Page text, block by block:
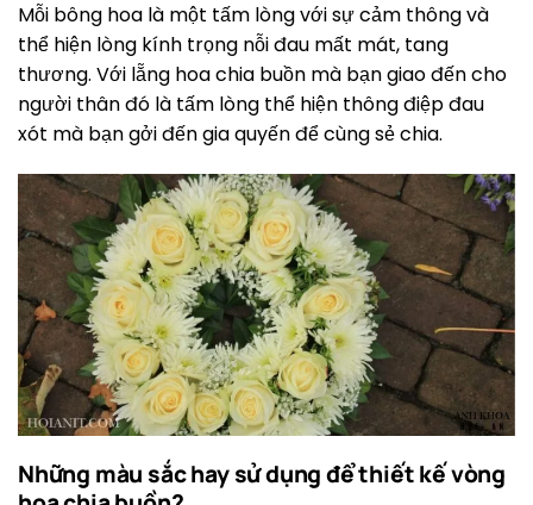
Mỗi bông hoa là một tấm lòng với sự cảm thông và
thể hiện lòng kính trọng nỗi đau mất mát, tang
thương. Với lẵng hoa chia buồn mà bạn giao đến cho
người thân đó là tấm lòng thể hiện thông điệp đau
xót mà bạn gởi đến gia quyến để cùng sẻ chia.
Những màu sắc hay sử dụng để thiết kế vòng